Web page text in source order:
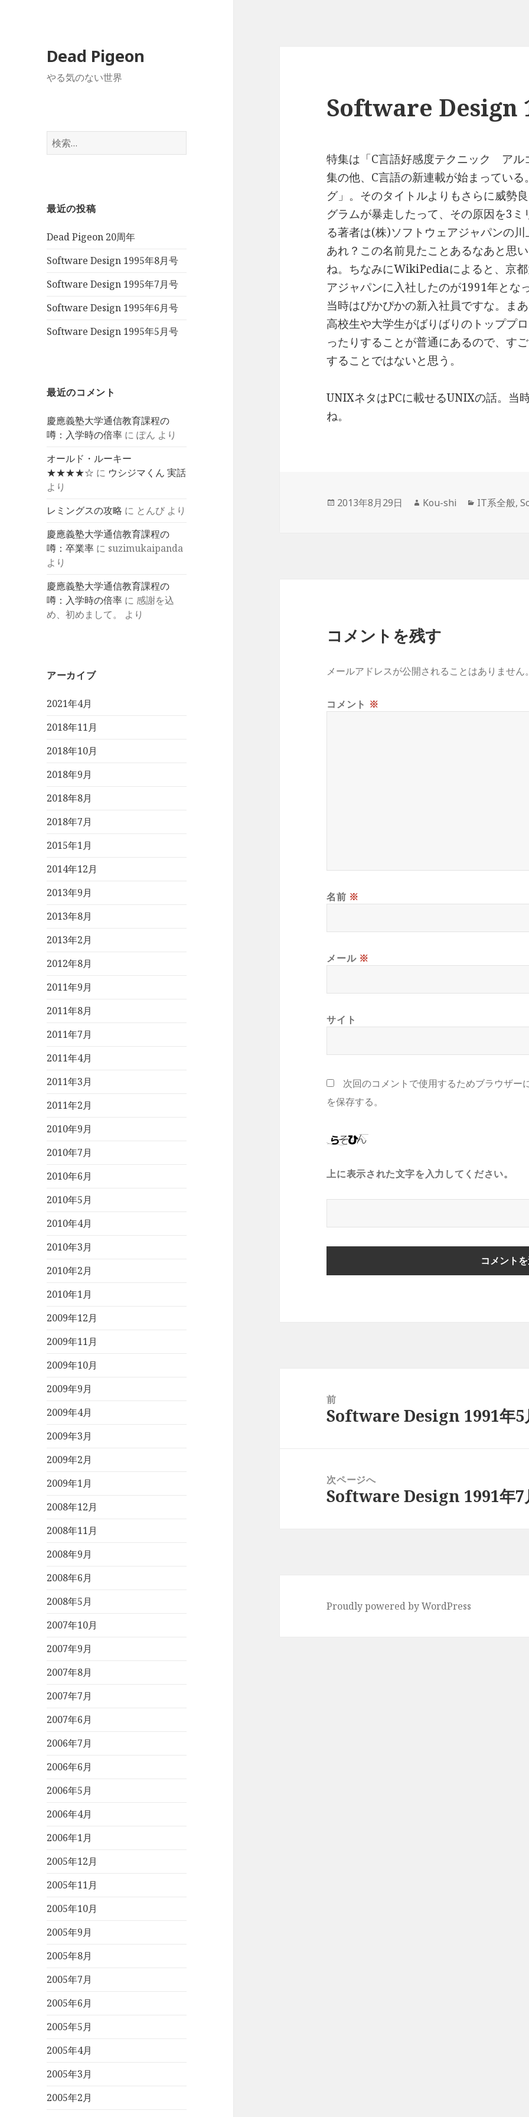
Dead Pigeon
やる気のない世界
検
索:
最近の投稿
Dead Pigeon 20周年
Software Design 1995年8月号
Software Design 1995年7月号
Software Design 1995年6月号
Software Design 1995年5月号
最近のコメント
慶應義塾大学通信教育課程の
噂：入学時の倍率 にぽん より
オールド・ルーキー
★★★★☆ に ウシジマくん 実話
より
レミングスの攻略 に とんび より
慶應義塾大学通信教育課程の
噂：卒業率 に suzimukaipanda
より
慶應義塾大学通信教育課程の
噂：入学時の倍率 に 感謝を込
め、初めまして。
より
アーカイブ
2021年4月
2018年11月
2018年10月
2018年9月
2018年8月
2018年7月
2015年1月
2014年12月
2013年9月
2013年8月
2013年2月
2012年8月
2011年9月
2011年8月
2011年7月
2011年4月
2011年3月
2011年2月
2010年9月
2010年7月
2010年6月
2010年5月
2010年4月
2010年3月
2010年2月
2010年1月
2009年12月
2009年11月
2009年10月
2009年9月
2009年4月
2009年3月
2009年2月
2009年1月
2008年12月
2008年11月
2008年9月
2008年6月
2008年5月
2007年10月
2007年9月
2007年8月
2007年7月
2007年6月
2006年7月
2006年6月
2006年5月
2006年4月
2006年1月
2005年12月
2005年11月
2005年10月
2005年9月
2005年8月
2005年7月
2005年6月
2005年5月
2005年4月
2005年3月
2005年2月
Software Design
特集は「C言語好感度テクニック アル
集の他、C言語の新連載が始まってい
グ」。そのタイトルよりもさらに威勢
グラムが暴走したって、その原因を3
る著者は(株)ソフトウェアジャパンの川
あれ？この名前見たことあるなあと思
ね。ちなみにWikiPediaによると、京
アジャパンに入社したのが1991年とな
当時はぴかぴかの新入社員ですな。ま
高校生や大学生がばりばりのトッププ
ったりすることが普通にあるので、す
することではないと思う。
UNIXネタはPCに載せるUNIXの話。当
ね。
投
2013年8月29日
作
Kou-shi
カ
IT系全般,
コメントを残す
メールアドレスが公開されることはありません。
コメント ※
名前 ※
メール ※
サイト
次回のコメントで使用するためブラウザー
を保存する。
上に表示された文字を入力してください。
前
前
Software Design 1991年5
次ページへ
次
Software Design 1991年7
Proudly powered by WordPress